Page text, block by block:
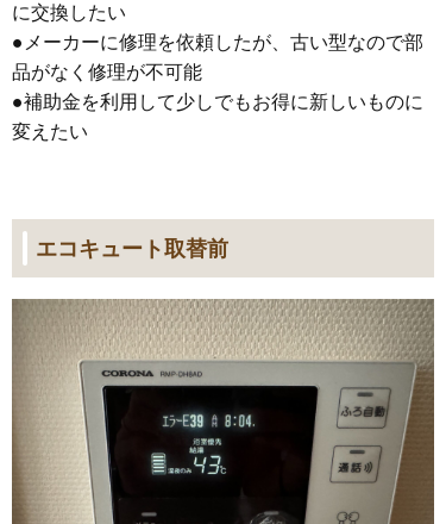
に交換したい
●メーカーに修理を依頼したが、古い型なので部
品がなく修理が不可能
●補助金を利用して少しでもお得に新しいものに
変えたい
エコキュート取替前